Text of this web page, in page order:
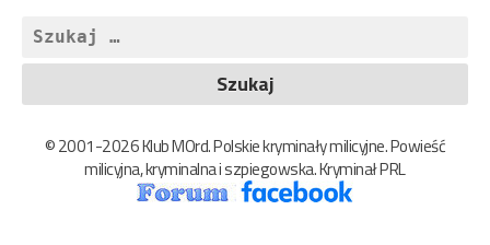
Szukaj:
© 2001-2026 Klub MOrd. Polskie kryminały milicyjne. Powieść
milicyjna, kryminalna i szpiegowska. Kryminał PRL